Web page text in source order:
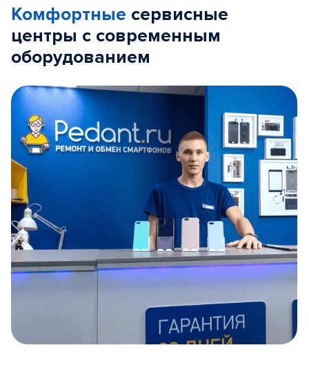
Комфортные сервисные
центры с современным
оборудованием